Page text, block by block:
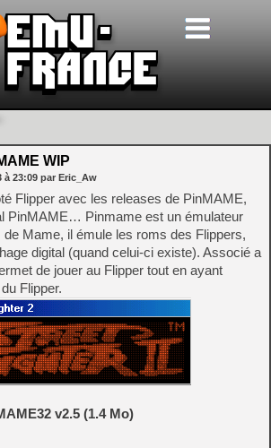
WIP
à 23:09 par Eric_Aw
Flipper avec les releases de PinMAME,
PinMAME… Pinmame est un émulateur
Mame, il émule les roms des Flippers,
digital (quand celui-ci existe). Associé a
de jouer au Flipper tout en ayant
Flipper.
v2.5 (1.4 Mo)